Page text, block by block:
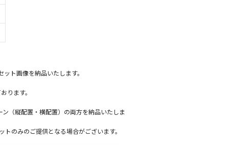
ト画像を納品いたします。
ります。
（縦配置・横配置）の両方を納品いたしま
のみのご提供となる場合がございます。